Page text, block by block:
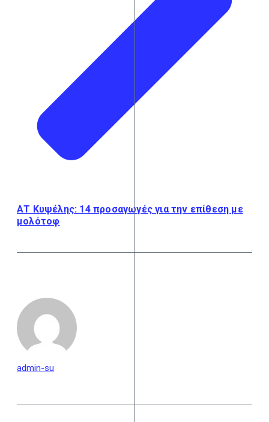
ΑΤ Κυψέλης: 14 προσαγωγές για την επίθεση με
μολότοφ
admin-su